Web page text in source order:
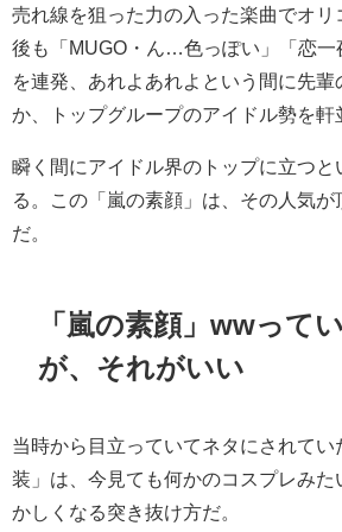
売れ線を狙った力の入った楽曲でオ
後も「MUGO・ん…色っぽい」「恋一
を連発、あれよあれよという間に先輩
か、トップグループのアイドル勢を軒
瞬く間にアイドル界のトップに立つと
る。この「嵐の素顔」は、その人気が
だ。
「嵐の素顔」wwって
が、それがいい
当時から目立っていてネタにされてい
装」は、今見ても何かのコスプレみた
かしくなる突き抜け方だ。